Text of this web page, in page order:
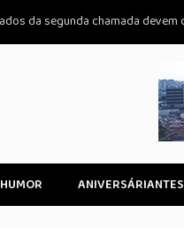
HUMOR ANIVERSÁRIANTES